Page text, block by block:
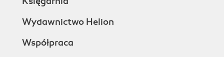
Wydawnictwo Helion
Współpraca